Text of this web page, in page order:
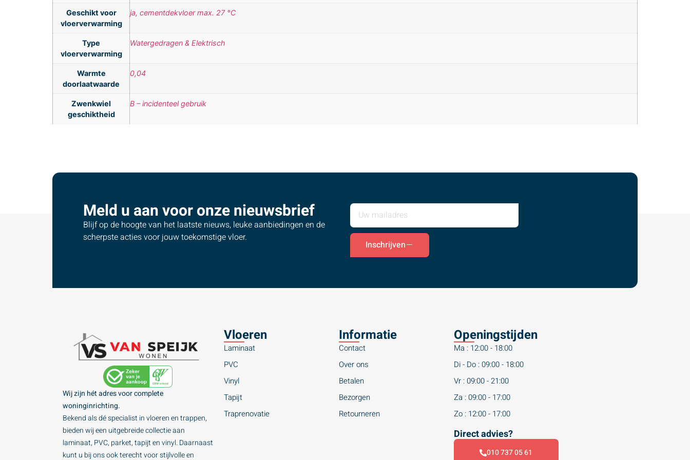
Geschikt voor
vloerverwarming
ja, cementdekvloer max. 27 °C
Type
vloerverwarming
Watergedragen & Elektrisch
Warmte
doorlaatwaarde
0,04
Zwenkwiel
geschiktheid
B – incidenteel gebruik
Meld u aan voor onze nieuwsbrief
Blijf op de hoogte van het laatste nieuws, leuke aanbiedingen en de
scherpste acties voor jouw toekomstige vloer.
Inschrijven
Wij zijn hét adres voor complete
woninginrichting.
Bekend als dé specialist in vloeren en trappen,
bieden wij een uitgebreide collectie aan
laminaat, PVC, parket, tapijt en vinyl. Daarnaast
kunt u bij ons ook terecht voor stijlvolle en
Vloeren
Laminaat
PVC
Vinyl
Tapijt
Traprenovatie
Informatie
Contact
Over ons
Betalen
Bezorgen
Retourneren
Openingstijden
Ma : 12:00 - 18:00
Di - Do : 09:00 - 18:00
Vr : 09:00 - 21:00
Za : 09:00 - 17:00
Zo : 12:00 - 17:00
Direct advies?
010 737 05 61